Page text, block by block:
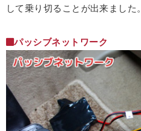
して乗り切ることが出来ました。
パッシブネットワーク